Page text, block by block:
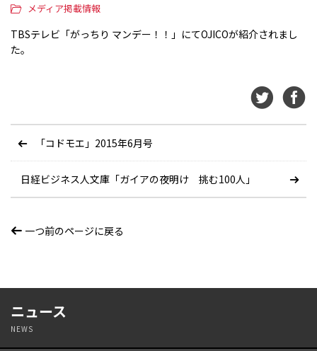
メディア掲載情報
TBSテレビ「がっちり マンデー！！」にてOJICOが紹介されまし
た。
「コドモエ」2015年6月号
日経ビジネス人文庫「ガイアの夜明け 挑む100人」
一つ前のページに戻る
ニュース
NEWS